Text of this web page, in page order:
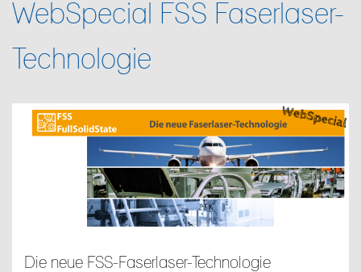
WebSpecial FSS Faserlaser-
Technologie
Die neue FSS-Faserlaser-Technologie